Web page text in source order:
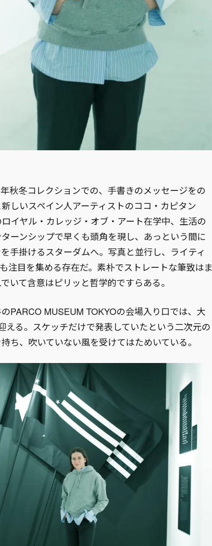
秋冬コレクションでの、手書きのメッセージをの
しいスペイン人アーティストのココ・カピタン
イヤル・カレッジ・オブ・アート在学中、生活の
ーンシップで早くも頭角を現し、あっという間に
手掛けるスターダムへ。写真と並行し、ライティ
注目を集める存在だ。素朴でストレートな筆致はま
いて含意はピリッと哲学的ですらある。
PARCO MUSEUM TOKYOの会場入り口では、大
える。スケッチだけで発表していたという二次元の
ち、吹いていない風を受けてはためいている。